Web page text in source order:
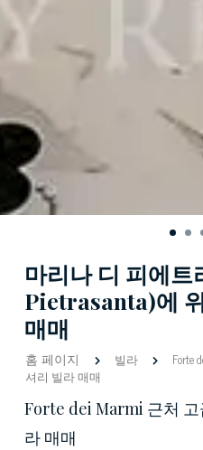
마리나 디 피에
Pietrasanta)에
매매
홈 페이지 빌라
Forte
셔리 빌라 매매
Forte dei Marmi 근처 고
라 매매